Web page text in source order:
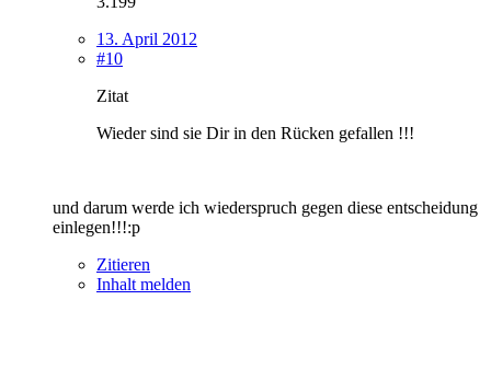
13. April 2012
#10
Zitat
Wieder sind sie Dir in den Rücken gefallen !!!
und darum werde ich wiederspruch gegen diese entscheidung
einlegen!!!:p
Zitieren
Inhalt melden